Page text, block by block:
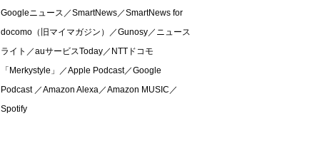
Googleニュース／SmartNews／SmartNews for
docomo（旧マイマガジン）／Gunosy／ニュース
ライト／auサービスToday／NTTドコモ
「Merkystyle」／Apple Podcast／Google
Podcast ／Amazon Alexa／Amazon MUSIC／
Spotify